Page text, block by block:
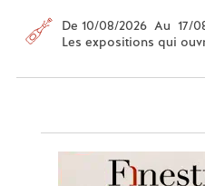
De 10/08/2026 Au 17/
Les expositions qui